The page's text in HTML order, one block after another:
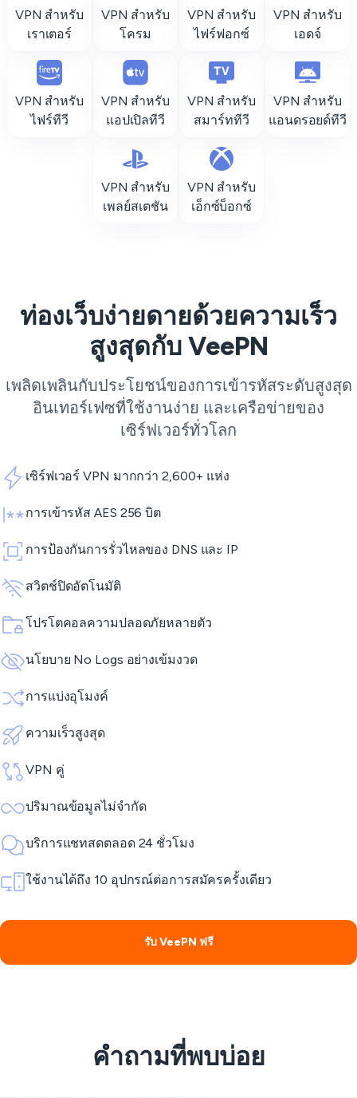
VPN สำหรับ
เราเตอร์
VPN สำหรับ
โครม
VPN สำหรับ
ไฟร์ฟอกซ์
VPN สำหรับ
เอดจ์
VPN สำหรับ
ไฟร์ทีวี
VPN สำหรับ
แอปเปิลทีวี
VPN สำหรับ
สมาร์ททีวี
VPN สำหรับ
แอนดรอยด์ทีวี
VPN สำหรับ
เพลย์สเตชัน
VPN สำหรับ
เอ็กซ์บ็อกซ์
ท่องเว็บง่ายดายด้วยความเร็ว
สูงสุดกับ VeePN
เพลิดเพลินกับประโยชน์ของการเข้ารหัสระดับสูงสุด
อินเทอร์เฟซที่ใช้งานง่าย และเครือข่ายของ
เซิร์ฟเวอร์ทั่วโลก
เซิร์ฟเวอร์ VPN มากกว่า 2,600+ แห่ง
การเข้ารหัส AES 256 บิต
การป้องกันการรั่วไหลของ DNS และ IP
สวิตช์ปิดอัตโนมัติ
โปรโตคอลความปลอดภัยหลายตัว
นโยบาย No Logs อย่างเข้มงวด
การแบ่งอุโมงค์
ความเร็วสูงสุด
VPN คู่
ปริมาณข้อมูลไม่จำกัด
บริการแชทสดตลอด 24 ชั่วโมง
ใช้งานได้ถึง 10 อุปกรณ์ต่อการสมัครครั้งเดียว
รับ VeePN ฟรี
คำถามที่พบบ่อย